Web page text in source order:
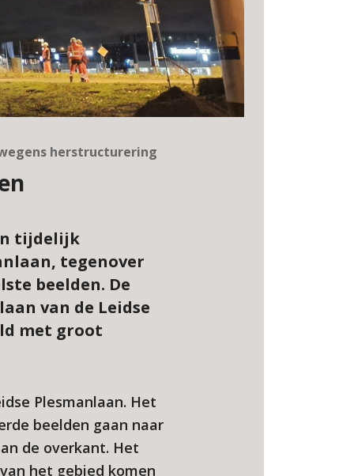
herstructurering
tijdelijk
tegenover
beelden. De
van de Leidse
met groot
Plesmanlaan. Het
beelden gaan naar
de overkant. Het
het gebied komen